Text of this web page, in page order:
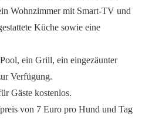
Wohnzimmer mit Smart-TV und
Küche sowie eine
ein Grill, ein eingezäunter
Verfügung.
Gäste kostenlos.
von 7 Euro pro Hund und Tag